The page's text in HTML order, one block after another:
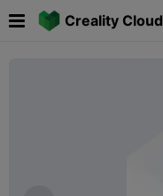
Creality Cloud